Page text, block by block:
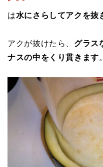
は水にさらしてアクを抜
アクが抜けたら、 グラス
ナスの中をくり貫きます。